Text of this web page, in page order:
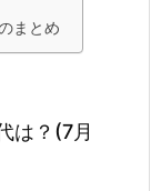
まとめ
は？(7月